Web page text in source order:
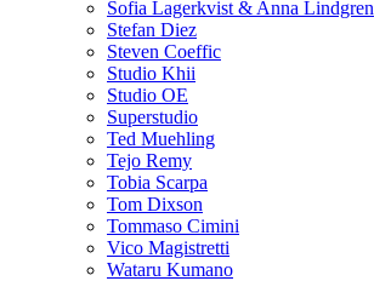
Sofia Lagerkvist & Anna Lindgren
Stefan Diez
Steven Coeffic
Studio Khii
Studio OE
Superstudio
Ted Muehling
Tejo Remy
Tobia Scarpa
Tom Dixson
Tommaso Cimini
Vico Magistretti
Wataru Kumano